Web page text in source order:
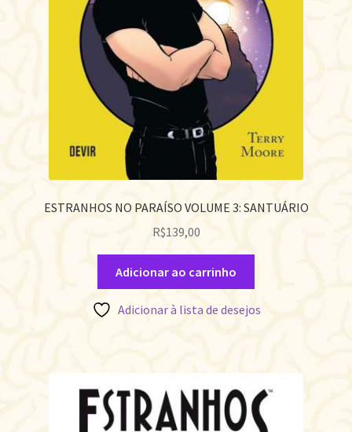
ESTRANHOS NO PARAÍSO VOLUME 3: SANTUÁRIO
R$139,00
Adicionar ao carrinho
Adicionar à lista de desejos